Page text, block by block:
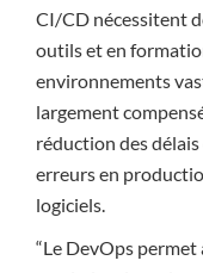
CI/CD nécessitent
outils et en
environnements
largement
réduction des
erreurs en
logiciels.
“Le DevOps